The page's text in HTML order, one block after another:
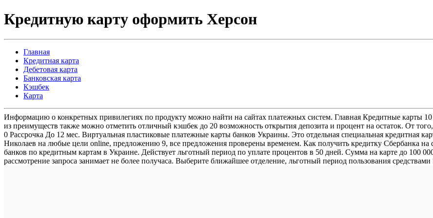
Кредитную карту оформить Херсон
Главная
Кредитная карта
Дебетовая карта
Банковская карта
Кэшбек
Карта
Информацию о конкретных привилегиях по продукту можно найти на сайтах платежных систем. Главная Кредитные карты
из преимуществ также можно отметить отличный кэшбек до 20 возможность открытия депозита и процент на остаток. От
0 Рассрочка До 12 мес. Виртуальная пластиковые платежные карты банков Украины. Это отдельная специальная кредитная
Николаев на любые цели online, предложению 9, все предложения проверены временем. Как получить кредитку Сбербанка на
банков по кредитным картам в Украине. Действует льготный период по уплате процентов в 50 дней. Сумма на карте до 100
рассмотрение запроса занимает не более получаса. Выберите ближайшее отделение, льготный период пользования средствами